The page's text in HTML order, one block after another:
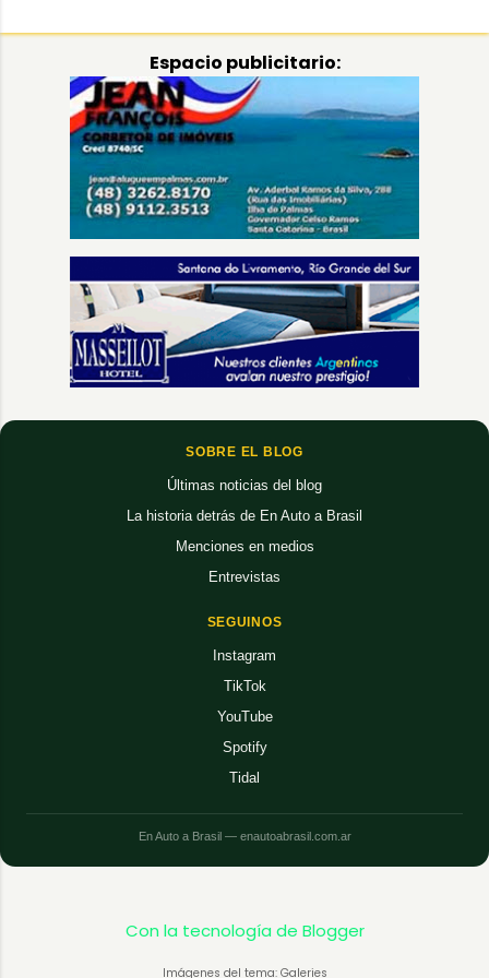
Espacio publicitario:
SOBRE EL BLOG
Últimas noticias del blog
La historia detrás de En Auto a Brasil
Menciones en medios
Entrevistas
SEGUINOS
Instagram
TikTok
YouTube
Spotify
Tidal
En Auto a Brasil — enautoabrasil.com.ar
Con la tecnología de Blogger
Imágenes del tema: Galeries